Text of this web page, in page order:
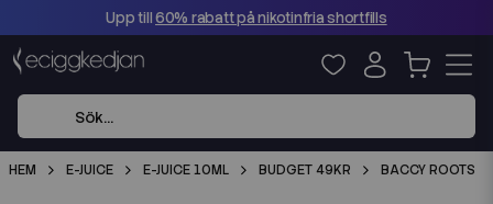
Upp till60% rabatt på nikotinfria shortfills
HEM E-JUICE E-JUICE 10ML BUDGET 49KR BACCY ROOTS